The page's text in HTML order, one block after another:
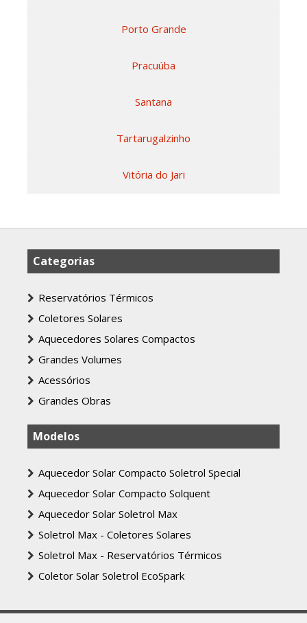
Porto Grande
Pracuúba
Santana
Tartarugalzinho
Vitória do Jari
Categorias
Reservatórios Térmicos
Coletores Solares
Aquecedores Solares Compactos
Grandes Volumes
Acessórios
Grandes Obras
Modelos
Aquecedor Solar Compacto Soletrol Special
Aquecedor Solar Compacto Solquent
Aquecedor Solar Soletrol Max
Soletrol Max - Coletores Solares
Soletrol Max - Reservatórios Térmicos
Coletor Solar Soletrol EcoSpark